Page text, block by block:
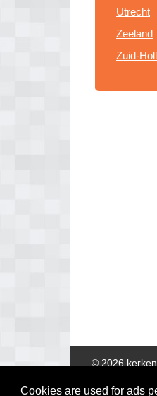
Cookies are used for ads
Utrecht
Zeeland
Zuid-
© 2026